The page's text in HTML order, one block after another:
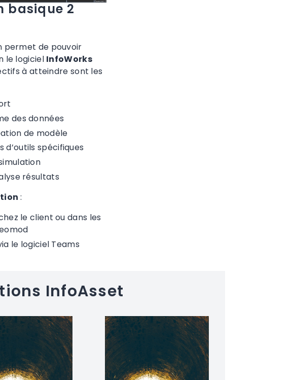
basique 2
de pouvoir
le logiciel InfoWorks
à atteindre sont les
des données
de modèle
d’outils spécifiques
résultats
:
le client ou dans les
le logiciel Teams
InfoAsset